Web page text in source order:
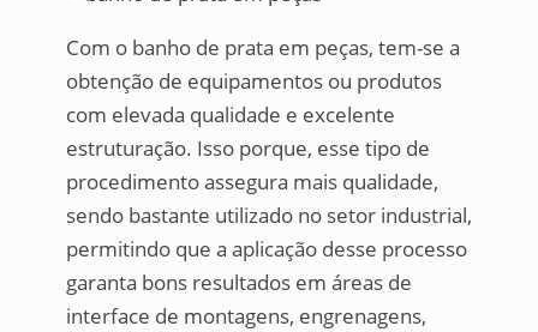
Com o banho de prata em peças, tem-se a
obtenção de equipamentos ou produtos
com elevada qualidade e excelente
estruturação. Isso porque, esse tipo de
procedimento assegura mais qualidade,
sendo bastante utilizado no setor industrial,
permitindo que a aplicação desse processo
garanta bons resultados em áreas de
interface de montagens, engrenagens,